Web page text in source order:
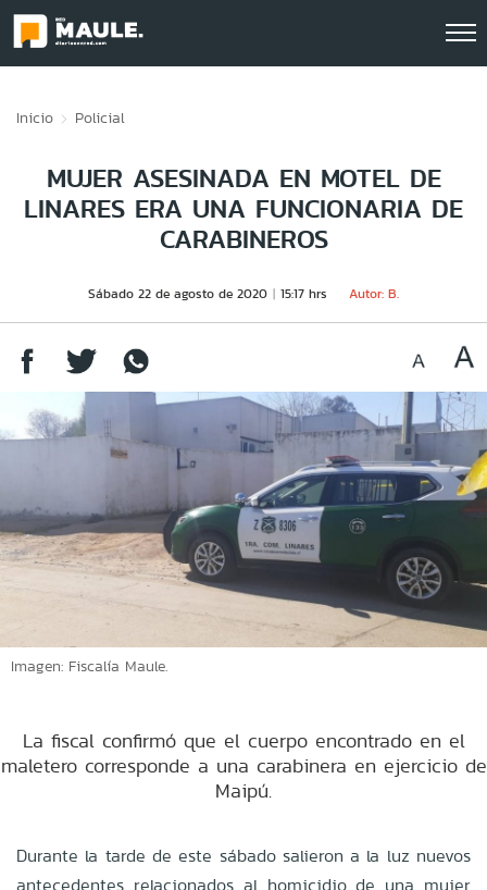
Inicio Policial
MUJER ASESINADA EN MOTEL DE
LINARES ERA UNA FUNCIONARIA DE
CARABINEROS
Sábado 22 de agosto de 2020 15:17 hrs Autor: B.
Imagen: Fiscalía Maule.
La fiscal confirmó que el cuerpo encontrado en el
maletero corresponde a una carabinera en ejercicio de
Maipú.
Durante la tarde de este sábado salieron a la luz nuevos